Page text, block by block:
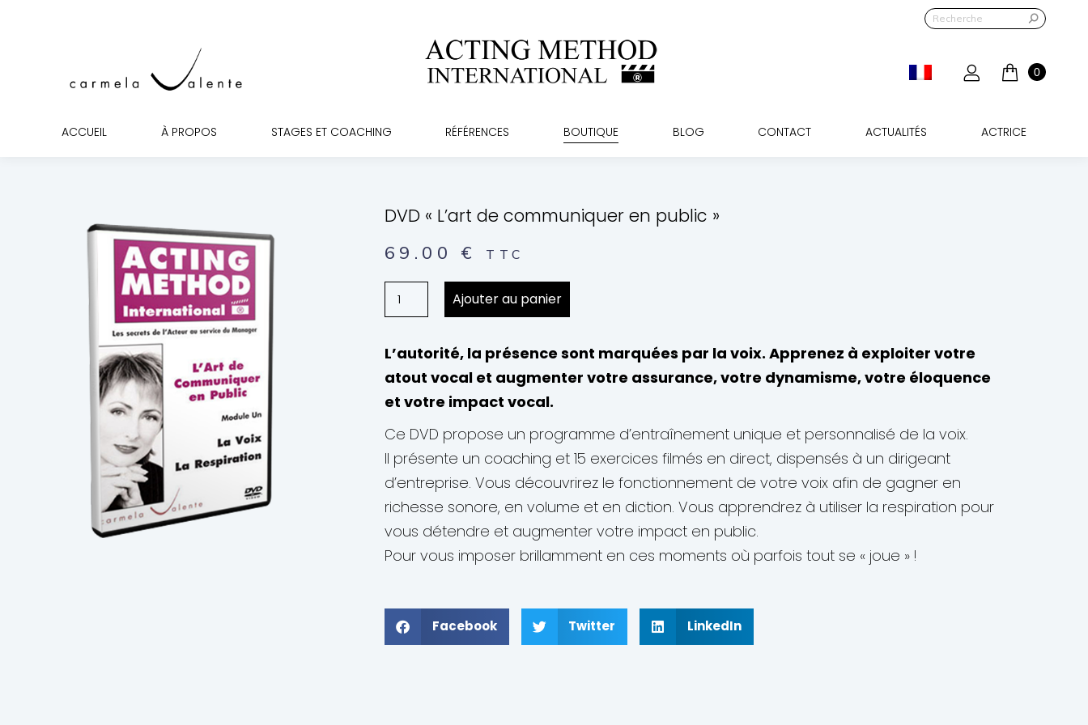
0
ACCUEIL À PROPOS STAGES ET COACHING RÉFÉRENCES BOUTIQUE BLOG CONTACT ACTUALITÉS ACTRICE
DVD « L’art de communiquer en public »
69.00 € TTC
Ajouter au panier
L’autorité, la présence sont marquées par la voix. Apprenez à exploiter votre
atout vocal et augmenter votre assurance, votre dynamisme, votre éloquence
et votre impact vocal.
Ce DVD propose un programme d’entraînement unique et personnalisé de la voix.
Il présente un coaching et 15 exercices filmés en direct, dispensés à un dirigeant
d’entreprise. Vous découvrirez le fonctionnement de votre voix afin de gagner en
richesse sonore, en volume et en diction. Vous apprendrez à utiliser la respiration pour
vous détendre et augmenter votre impact en public.
Pour vous imposer brillamment en ces moments où parfois tout se « joue » !
Facebook Twitter LinkedIn
STAGES ET COACHING RÉFÉRENCES